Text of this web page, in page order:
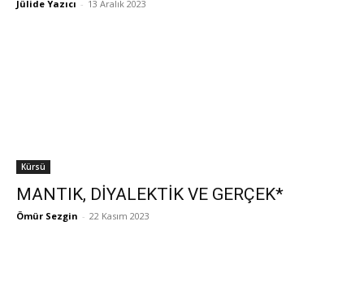
Jülide Yazıcı - 13 Aralık 2023
Kürsü
MANTIK, DİYALEKTİK VE GERÇEK*
Ömür Sezgin - 22 Kasım 2023